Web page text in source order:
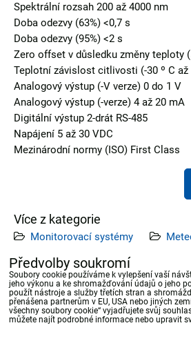
Spektrální rozsah 200 až 4000 nm
Doba odezvy (63%) <0,7 s
Doba odezvy (95%) <2 s
Zero offset v důsledku změny teploty
Teplotní závislost citlivosti (-30 º C až
Analogový výstup (-V verze) 0 do 1 V
Analogový výstup (-verze) 4 až 20 mA
Digitální výstup 2-drát RS-485
Napájení 5 až 30 VDC
Mezinárodní normy (ISO) First Class
Více z kategorie
Monitorovací systémy
Předchozí produkt
Předvolby soukromí
Soubory cookie používáme k vylepšení vaší
jeho výkonu a ke shromažďování údajů o jeho
použít nástroje a služby třetích stran a
přenášena partnerům v EU, USA nebo jiných
všechny soubory cookie“ vyjadřujete svůj
můžete najít podrobné informace nebo upravit